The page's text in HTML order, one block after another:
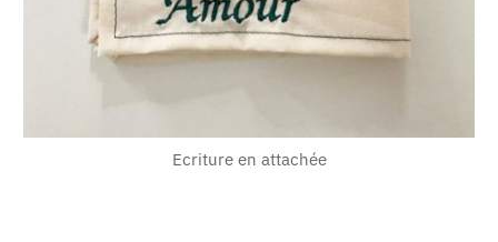
Ecriture en attachée